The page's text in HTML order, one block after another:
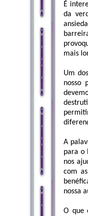
É
da
mais
Um
nosso
A
para o
nos
com
nossa
O que